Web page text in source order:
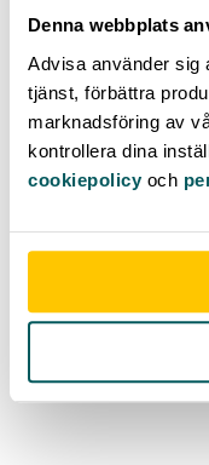
Denna webbplats
Advisa använder sig
tjänst, förbättra
marknadsföring av
kontrollera dina
cookiepolicyoch
Hur många aktier måste